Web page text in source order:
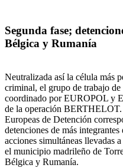
Segunda fase;
Bélgica y Rumanía
Neutralizada así la célula más
criminal, el grupo de trabajo
coordinado por EUROPOL y
de la operación BERTHELOT.
Europeas de Detención
detenciones de más
acciones simultáneas llevadas
el municipio madrileño de
Bélgica y Rumanía.